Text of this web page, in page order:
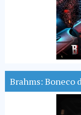
Brahms: Boneco